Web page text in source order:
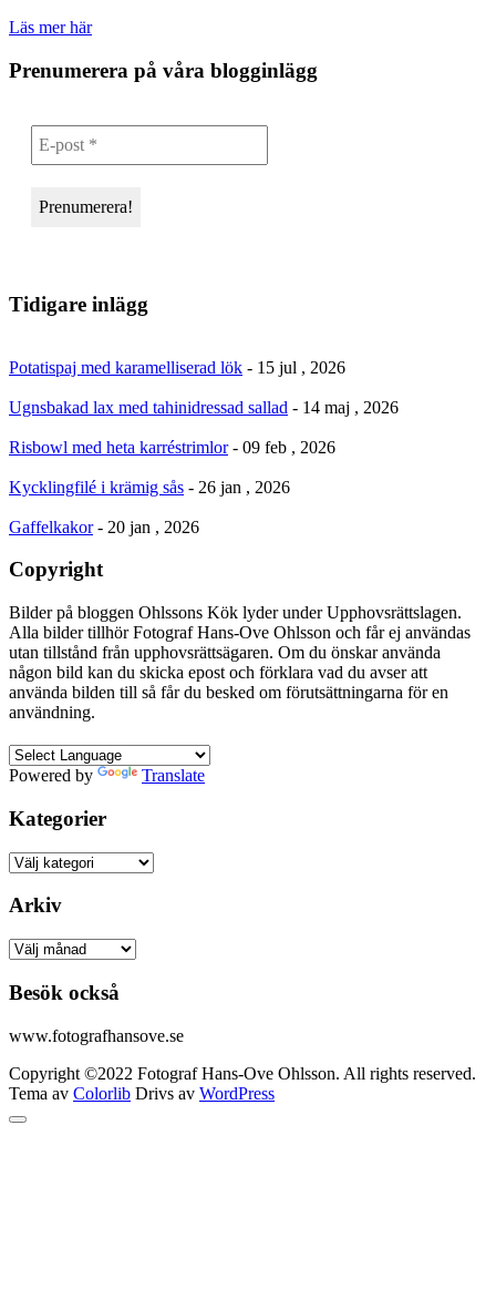
Läs mer här
Prenumerera på våra blogginlägg
Tidigare inlägg
Potatispaj med karamelliserad lök - 15 jul , 2026
Ugnsbakad lax med tahinidressad sallad - 14 maj , 2026
Risbowl med heta karréstrimlor - 09 feb , 2026
Kycklingfilé i krämig sås - 26 jan , 2026
Gaffelkakor - 20 jan , 2026
Copyright
Bilder på bloggen Ohlssons Kök lyder under Upphovsrättslagen.
Alla bilder tillhör Fotograf Hans-Ove Ohlsson och får ej användas
utan tillstånd från upphovsrättsägaren. Om du önskar använda
någon bild kan du skicka epost och förklara vad du avser att
använda bilden till så får du besked om förutsättningarna för en
användning.
Powered by Translate
Kategorier
Kategorier
Arkiv
Arkiv
Besök också
www.fotografhansove.se
Copyright ©2022 Fotograf Hans-Ove Ohlsson. All rights reserved.
Tema av Colorlib Drivs av WordPress